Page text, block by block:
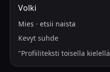
Volki
Mies · etsii naista
Kevyt suhde
"Profiiliteksti toisella